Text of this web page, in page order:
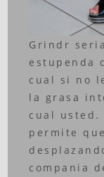
Grindr
estupenda
cual si no
la grasa
cual usted.
permite
compania